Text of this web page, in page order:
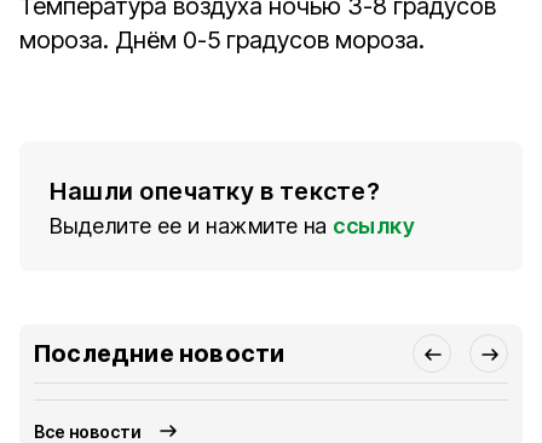
Температура воздуха ночью 3-8 градусов
мороза. Днём 0-5 градусов мороза.
Нашли опечатку в тексте?
Выделите ее и нажмите на ссылку
Последние новости
Все новости